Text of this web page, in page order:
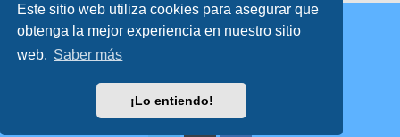
Este sitio web utiliza cookies para asegurar que
obtenga la mejor experiencia en nuestro sitio
web. Saber más
¡Lo entiendo!
Copyright © 2008 - 2026 www.fororegistrocivil.es Todos los derechos reservados.
Desarrollado porphpBB® Forum Software © phpBB Limited
Traducción al español por
Styleproflatpor ©Mazeltof2017
| Peak Memory Usage: 2 MiB | GZIP: Off | Queries: 43